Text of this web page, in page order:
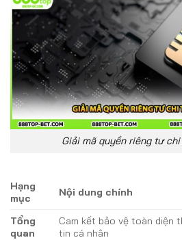
Giải mã quyền riêng tư
Hạng
mục
Nội dung chính
Tổng
quan
Cam kết bảo vệ toàn diện
tin cá nhân